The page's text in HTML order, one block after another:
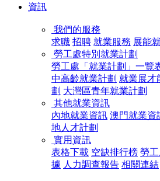
資訊
我們的服務
求職 招聘 就業服務 展能
勞工處特別就業計劃
勞工處「就業計劃」一覽
中高齡就業計劃 就業展才
劃 大灣區青年就業計劃
其他就業資訊
內地就業資訊 澳門就業資
地人才計劃
實用資訊
表格下載 空缺排行榜 勞
據 人力調查報告 相關連結